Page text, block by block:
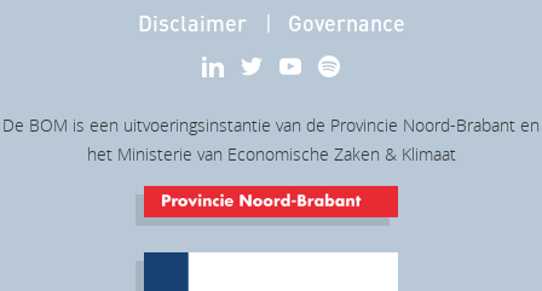
Disclaimer
Governance
De BOM is een uitvoeringsinstantie van de Provincie Noord-Brabant en
het Ministerie van Economische Zaken & Klimaat